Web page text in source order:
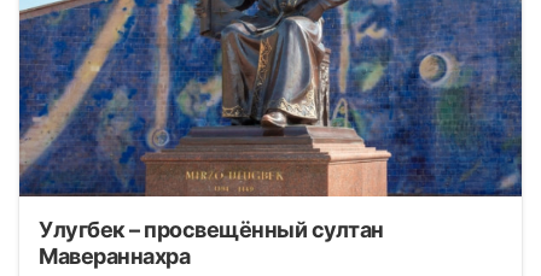
Улугбек – просвещённый султан
Мавераннахра